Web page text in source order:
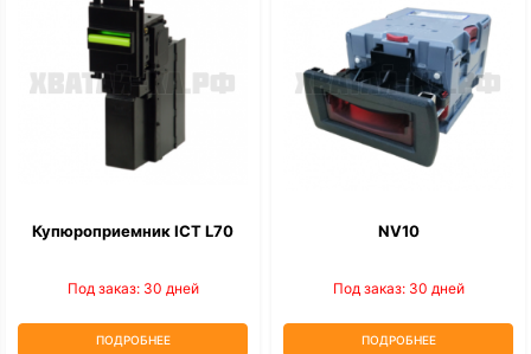
Купюроприемник ICT L70
Под заказ: 30 дней
ПОДРОБНЕЕ
NV10
Под заказ: 30 дней
ПОДРОБНЕЕ